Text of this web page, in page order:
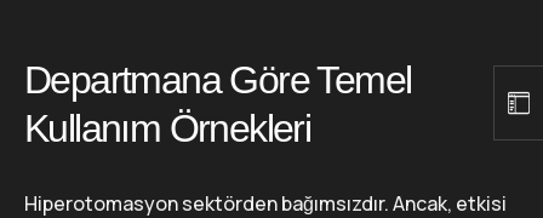
Departmana Göre Temel
Kullanım Örnekleri
Hiperotomasyon sektörden bağımsızdır. Ancak, etkisi